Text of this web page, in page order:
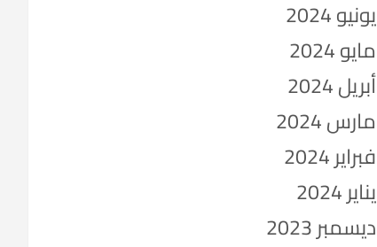
يونيو 2024
مايو 2024
أبريل 2024
مارس 2024
فبراير 2024
يناير 2024
ديسمبر 2023